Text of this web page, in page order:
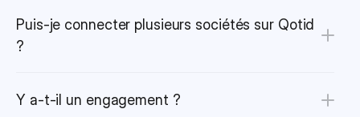
Puis-je connecter plusieurs sociétés sur Qotid
?
Y a-t-il un engagement ?